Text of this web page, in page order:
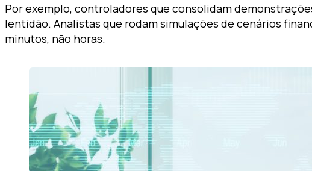
Por exemplo, controladores que consolidam
lentidão. Analistas que rodam simulações de cenários
minutos, não horas.